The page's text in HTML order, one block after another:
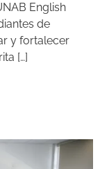
English
de
y fortalecer
[…]